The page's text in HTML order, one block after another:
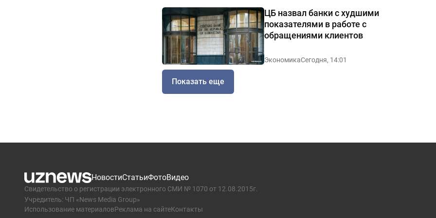
ЦБ назвал банки с худшими
показателями в работе с
обращениями клиентов
ЭкономикаСегодня, 14:01
Показать еще
НовостиСтатьиФотоВидео
Свидетельство о регистрации электронного СМИ № 1070 от 12.08.2015г.
Учредитель: ЧП «News Media Group»
Использование материаловРеклама на сайтеКонтакты